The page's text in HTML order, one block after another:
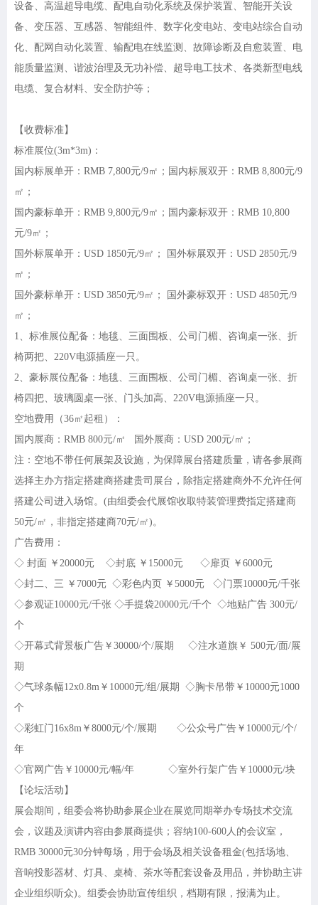
设备、高温超导电缆、配电自动化系统及保护装置、智能开关设
备、变压器、互感器、智能组件、数字化变电站、变电站综合自动
化、配网自动化装置、输配电在线监测、故障诊断及自愈装置、电
能质量监测、谐波治理及无功补偿、超导电工技术、各类新型电线
电缆、复合材料、安全防护等；
【收费标准】
标准展位(3m*3m)：
国内标展单开： RMB 7,800元/9㎡；国内标展双开：RMB 8,800元/9
㎡；
国内豪标单开： RMB 9,800元/9㎡；国内豪标双开：RMB 10,800
元/9㎡；
国外标展单开： USD 1850元/9㎡； 国外标展双开：USD 2850元/9
㎡；
国外豪标单开： USD 3850元/9㎡； 国外豪标双开：USD 4850元/9
㎡；
1、标准展位配备：地毯、三面围板、公司门楣、咨询桌一张、折
椅两把、220V电源插座一只。
2、豪标展位配备：地毯、三面围板、公司门楣、咨询桌一张、折
椅四把、玻璃圆桌一张、门头加高、220V电源插座一只。
空地费用（36㎡起租）：
国内展商： RMB 800元/㎡ 国外展商：USD 200元/㎡；
注：空地不带任何展架及设施，为保障展台搭建质量，请各参展商
选择主办方指定搭建商搭建贵司展台，除指定搭建商外不允许任何
搭建公司进入场馆。 (由组委会代展馆收取特装管理费指定搭建商
50元/㎡，非指定搭建商70元/㎡)。
广告费用：
◇ 封面 ￥20000元 ◇封底 ￥15000元 ◇扉页 ￥6000元
◇封二、三 ￥7000元 ◇彩色内页 ￥5000元 ◇门票10000元/千张
◇参观证10000元/千张 ◇手提袋20000元/千个 ◇地贴广告 300元/
个
◇开幕式背景板广告￥30000/个/展期 ◇注水道旗￥ 500元/面/展
期
◇气球条幅12x0.8m￥10000元/组/展期 ◇胸卡吊带￥10000元1000
个
◇彩虹门16x8m￥8000元/个/展期 ◇公众号广告￥10000元/个/
年
◇官网广告￥10000元/幅/年 ◇室外行架广告￥10000元/块
【论坛活动】
展会期间，组委会将协助参展企业在展览同期举办专场技术交流
会，议题及演讲内容由参展商提供；容纳100-600人的会议室，
RMB 30000元30分钟每场，用于会场及相关设备租金(包括场地、
音响投影器材、灯具、桌椅、茶水等配套设备及用品，并协助主讲
企业组织听众)。组委会协助宣传组织，档期有限，报满为止。